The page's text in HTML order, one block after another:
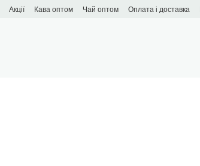
Акції Кава оптом Чай оптом Оплата і доставка